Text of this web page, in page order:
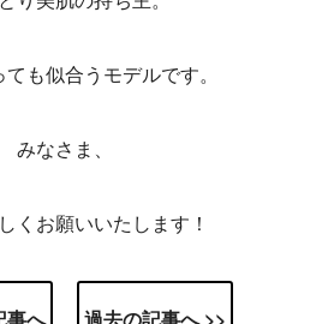
も似合うモデルです。
みなさま、
くお願いいたします！